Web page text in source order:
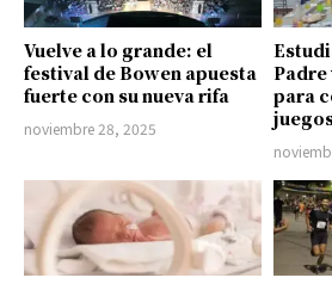
Vuelve a lo grande: el
festival de Bowen apuesta
fuerte con su nueva rifa
noviembre 28, 2025
Padre
para